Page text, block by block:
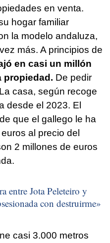
en venta.
hogar familiar
la modelo andaluza,
más. A principios de
en casi un millón
propiedad. De pedir
casa, según recoge
desde el 2023. El
que el gallego le ha
al precio del
2 millones de euros
entre Jota Peleteiro y
con destruirme»
casi 3.000 metros